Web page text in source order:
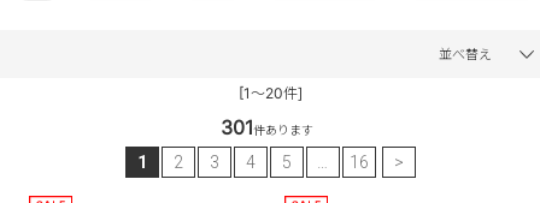
並べ替え
[1～20件]
301件あります
1 2 3 4 5 … 16 >